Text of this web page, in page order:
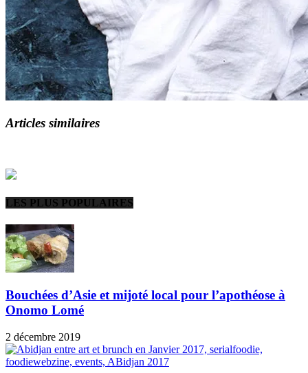
Articles similaires
LES PLUS POPULAIRES
Bouchées d’Asie et mijoté local pour l’apothéose à
Onomo Lomé
2 décembre 2019